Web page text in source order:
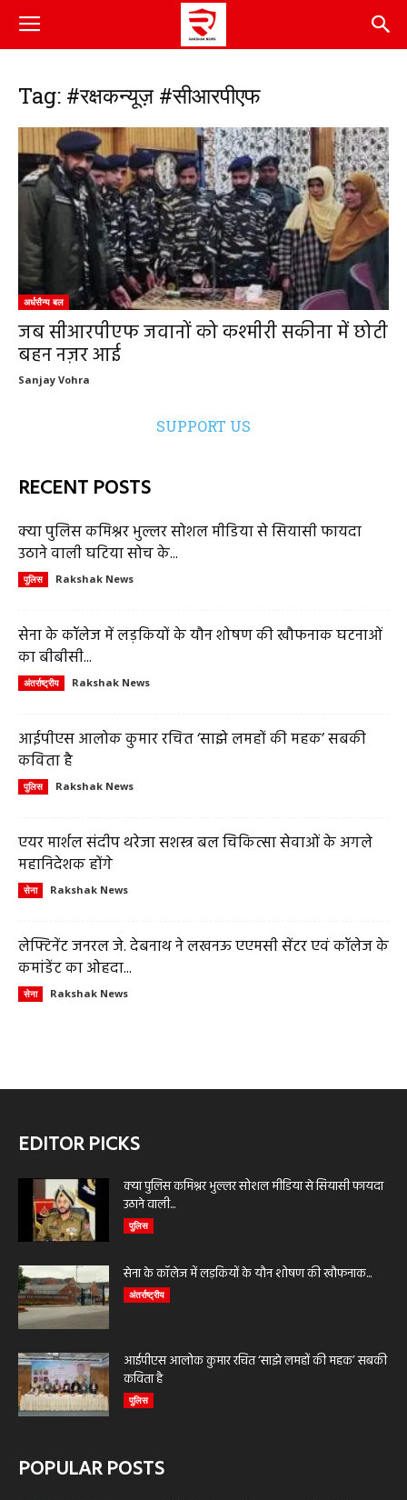
Tag: #रक्षकन्यूज़ #सीआरपीएफ
अर्धसैन्य बल
जब सीआरपीएफ जवानों को कश्मीरी सकीना में छोटी
बहन नज़र आई
Sanjay Vohra
SUPPORT US
RECENT POSTS
क्या पुलिस कमिश्नर भुल्लर सोशल मीडिया से सियासी फायदा
उठाने वाली घटिया सोच के...
पुलिस Rakshak News
सेना के कॉलेज में लड़कियों के यौन शोषण की खौफनाक घटनाओं
का बीबीसी...
अंतर्राष्ट्रीय Rakshak News
आईपीएस आलोक कुमार रचित ‘साझे लमहों की महक’ सबकी
कविता है
पुलिस Rakshak News
एयर मार्शल संदीप थरेजा सशस्त्र बल चिकित्सा सेवाओं के अगले
महानिदेशक होंगे
सेना Rakshak News
लेफ्टिनेंट जनरल जे. देबनाथ ने लखनऊ एएमसी सेंटर एवं कॉलेज के
कमांडेंट का ओहदा...
सेना Rakshak News
EDITOR PICKS
क्या पुलिस कमिश्नर भुल्लर सोशल मीडिया से सियासी फायदा
उठाने वाली...
पुलिस
सेना के कॉलेज में लड़कियों के यौन शोषण की खौफनाक...
अंतर्राष्ट्रीय
आईपीएस आलोक कुमार रचित ‘साझे लमहों की महक’ सबकी
कविता है
पुलिस
POPULAR POSTS